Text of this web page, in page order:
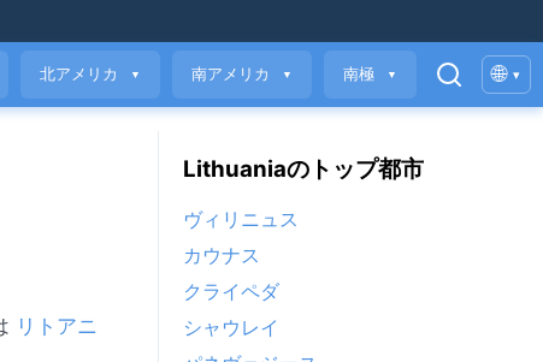
北アメリカ ▼ 南アメリカ ▼ 南極 ▼ 🌐 ▾
リトアニ
Lithuaniaのトップ都市
ヴィリニュス
カウナス
クライペダ
シャウレイ